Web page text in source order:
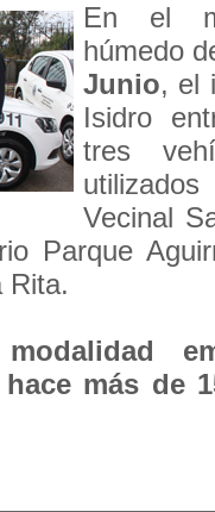
En el
húmedo
Junio, el
Isidro
tres
Vecinal
Parque
Rita.
más de